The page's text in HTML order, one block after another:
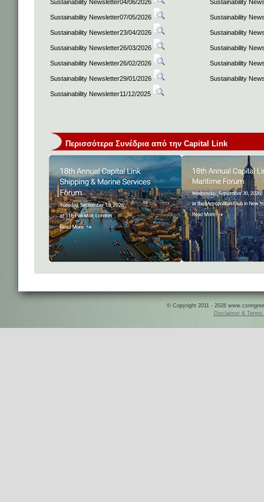
Sustainability Newsletter04/06/2026 Sustainability
Sustainability Newsletter07/05/2026 Sustainability
Sustainability Newsletter23/04/2026 Sustainability
Sustainability Newsletter26/03/2026 Sustainability
Sustainability Newsletter26/02/2026 Sustainability
Sustainability Newsletter29/01/2026 Sustainability
Sustainability Newsletter11/12/2025
Περισσότερα Συνέδρια από την Capital Link
© Copyright 2011 - 2026
Disclaimer & Terms